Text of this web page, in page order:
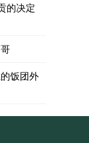
的决定
饭团外